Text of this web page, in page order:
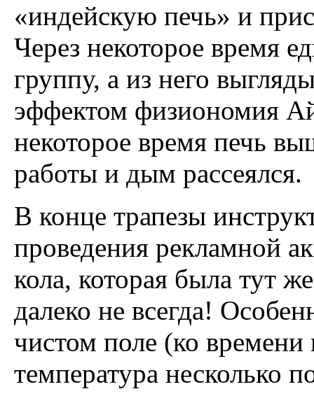
«индейскую печь» и
Через некоторое время
группу, а из него
эффектом физиономия
некоторое время печь
работы и дым рассеялся.
В конце трапезы
проведения рекламной
кола, которая была тут
далеко не всегда!
чистом поле (ко
температура несколько